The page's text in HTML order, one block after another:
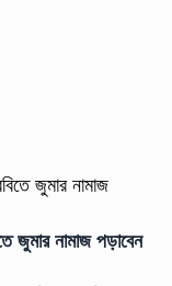
জুমার নামাজ পড়াবেন